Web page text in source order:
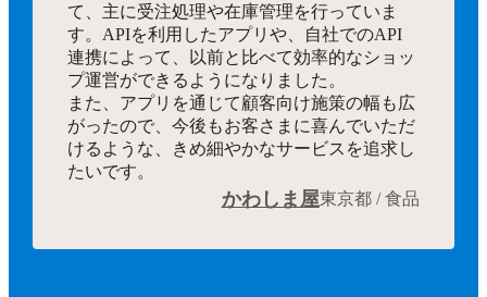
て、主に受注処理や在庫管理を行っていま
す。APIを利用したアプリや、自社でのAPI
連携によって、以前と比べて効率的なショッ
プ運営ができるようになりました。
また、アプリを通じて顧客向け施策の幅も広
がったので、今後もお客さまに喜んでいただ
けるような、きめ細やかなサービスを追求し
たいです。
かわしま屋東京都 / 食品